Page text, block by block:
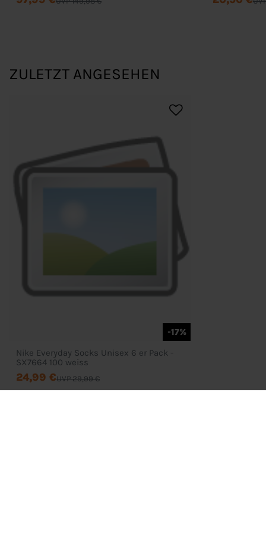
ZULETZT ANGESEHEN
-17%
Nike Everyday Socks Unisex 6 er Pack -
SX7664 100 weiss
UVP 29,99 €
24,99 €